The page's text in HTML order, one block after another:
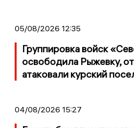
05/08/2026 12:35
Группировка войск
освободила Рыжевку,
атаковали курский
04/08/2026 15:27